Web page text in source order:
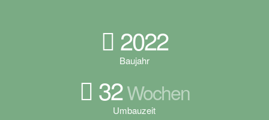
2022
Baujahr
32Wochen
Umbauzeit